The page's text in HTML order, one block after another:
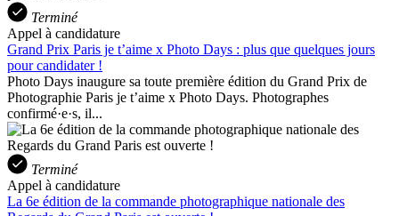
Terminé
Appel à candidature
Grand Prix Paris je t’aime x Photo Days : plus que quelques jours
pour candidater !
Photo Days inaugure sa toute première édition du Grand Prix de
Photographie Paris je t’aime x Photo Days. Photographes
confirmé·e·s, il...
Terminé
Appel à candidature
La 6e édition de la commande photographique nationale des